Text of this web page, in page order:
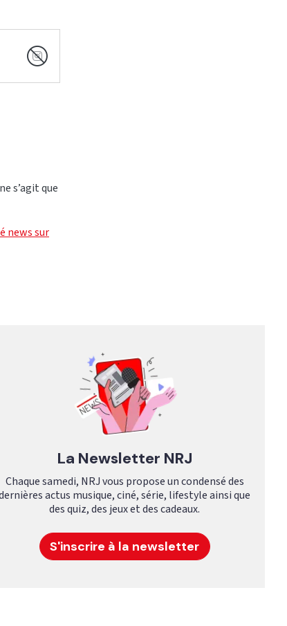
s’agit que
news sur
La Newsletter NRJ
Chaque samedi, NRJ vous propose un condensé des
actus musique, ciné, série, lifestyle ainsi que
des quiz, des jeux et des cadeaux.
S'inscrire à la newsletter